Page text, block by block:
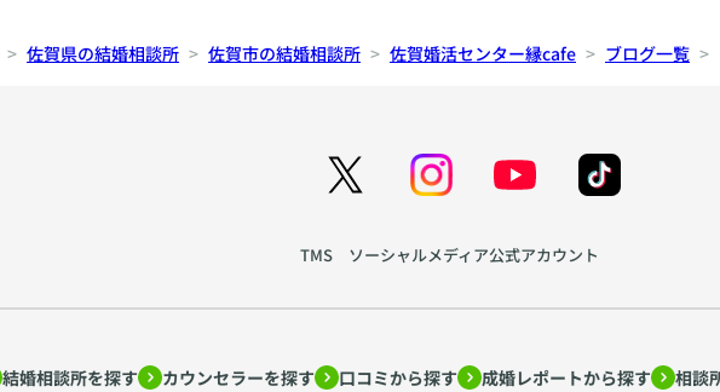
佐賀県の結婚相談所 佐賀市の結婚相談所 佐賀婚活センター縁cafe ブログ一覧
TMS ソーシャルメディア公式アカウント
結婚相談所を探す カウンセラーを探す 口コミから探す 成婚レポートから探す 相談